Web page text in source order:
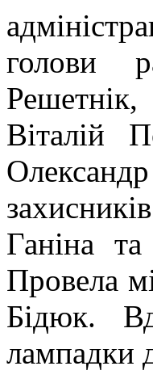
голови
Решетнік,
Віталій
Ганіна
Провела
Бідюк.
лампадки